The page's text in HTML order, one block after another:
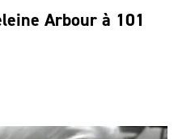
Arbour à 101